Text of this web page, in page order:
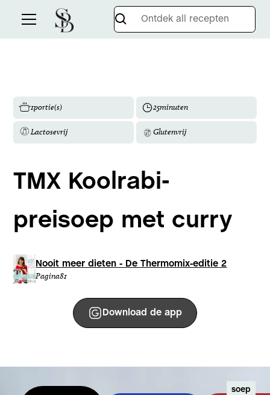
1portie(s) 25minuten
Lactosevrij Glutenvrij
TMX Koolrabi-
preisoep met curry
Nooit meer dieten - De Thermomix-editie 2
Pagina81
Download de app
soep